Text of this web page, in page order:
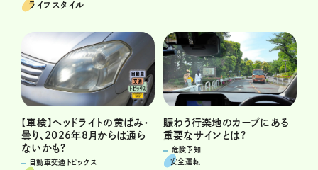
ライフスタイル
【車検】ヘッドライトの黄ばみ・
曇り、2026年8月からは通ら
ないかも?
自動車交通トピックス
賑わう行楽地のカーブにある
重要なサインとは?
危険予知
安全運転